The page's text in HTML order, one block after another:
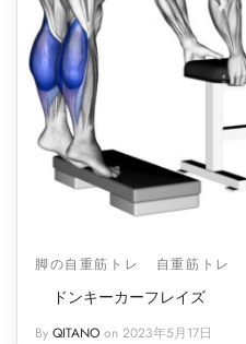
脚の自重筋トレ 自重筋トレ
ドンキーカーフレイズ
By QITANO on 2023年5月17日